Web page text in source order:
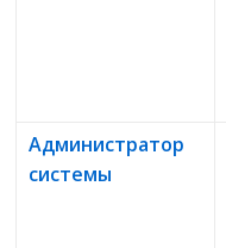
Администратор
системы